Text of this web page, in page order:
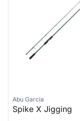
Abu Garcia
Spike X Jigging